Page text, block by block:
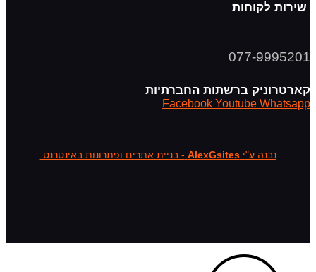
שירות לקוחות
077-9995201
קארטרוניק ברשתות החברתיות
Facebook Youtube Whatsapp
נבנה ע"יAlexGsites - בניית אתרים ופתרונות באינטרנט.